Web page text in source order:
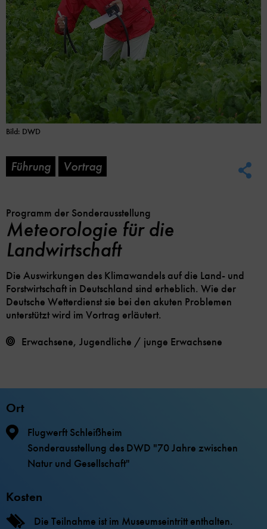
Bild: DWD
Führung Vortrag
Programm der Sonderausstellung
Meteorologie für die
Landwirtschaft
Die Auswirkungen des Klimawandels auf die Land- und
Forstwirtschaft in Deutschland sind erheblich. Wie der
Deutsche Wetterdienst sie bei den akuten Problemen
unterstützt wird im Vortrag erläutert.
Erwachsene, Jugendliche / junge Erwachsene
Ort
Flugwerft Schleißheim
Sonderausstellung des DWD "70 Jahre zwischen
Natur und Gesellschaft"
Kosten
Die Teilnahme ist im Museumseintritt enthalten.